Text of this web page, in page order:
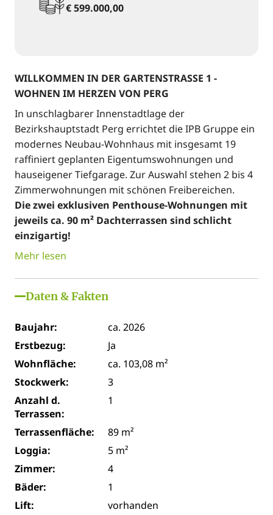
€ 599.000,00
WILLKOMMEN IN DER GARTENSTRASSE 1 -
WOHNEN IM HERZEN VON PERG
In unschlagbarer Innenstadtlage der
Bezirkshauptstadt Perg errichtet die IPB Gruppe ein
modernes Neubau-Wohnhaus mit insgesamt 19
raffiniert geplanten Eigentumswohnungen und
hauseigener Tiefgarage. Zur Auswahl stehen 2 bis 4
Zimmerwohnungen mit schönen Freibereichen.
Die zwei exklusiven Penthouse-Wohnungen mit
jeweils ca. 90 m² Dachterrassen sind schlicht
einzigartig!
Mehr lesen
Daten & Fakten
Baujahr:
ca. 2026
Erstbezug:
Ja
Wohnfläche:
ca. 103,08 m²
Stockwerk:
3
Anzahl d.
Terrassen:
1
Terrassenfläche:
89 m²
Loggia:
5 m²
Zimmer:
4
Bäder:
1
Lift:
vorhanden